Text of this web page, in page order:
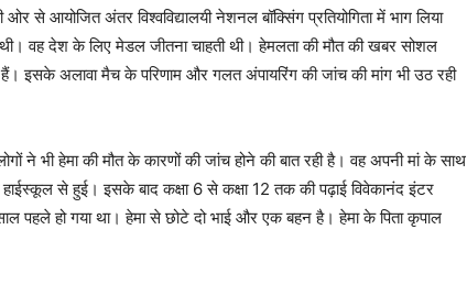
ओर से आयोजित अंतर विश्वविद्यालयी नेशनल बॉक्सिंग प्रतियोगिता में भाग लिया
वह देश के लिए मेडल जीतना चाहती थी। हेमलता की मौत की खबर सोशल
हैं। इसके अलावा मैच के परिणाम और गलत अंपायरिंग की जांच की मांग भी उठ रही
ने भी हेमा की मौत के कारणों की जांच होने की बात रही है। वह अपनी मां के साथ
हाईस्कूल से हुई। इसके बाद कक्षा 6 से कक्षा 12 तक की पढ़ाई विवेकानंद इंटर
पहले हो गया था। हेमा से छोटे दो भाई और एक बहन है। हेमा के पिता कृपाल